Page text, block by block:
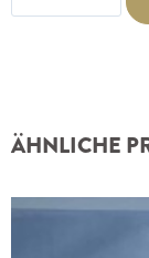
ÄHNLICHE